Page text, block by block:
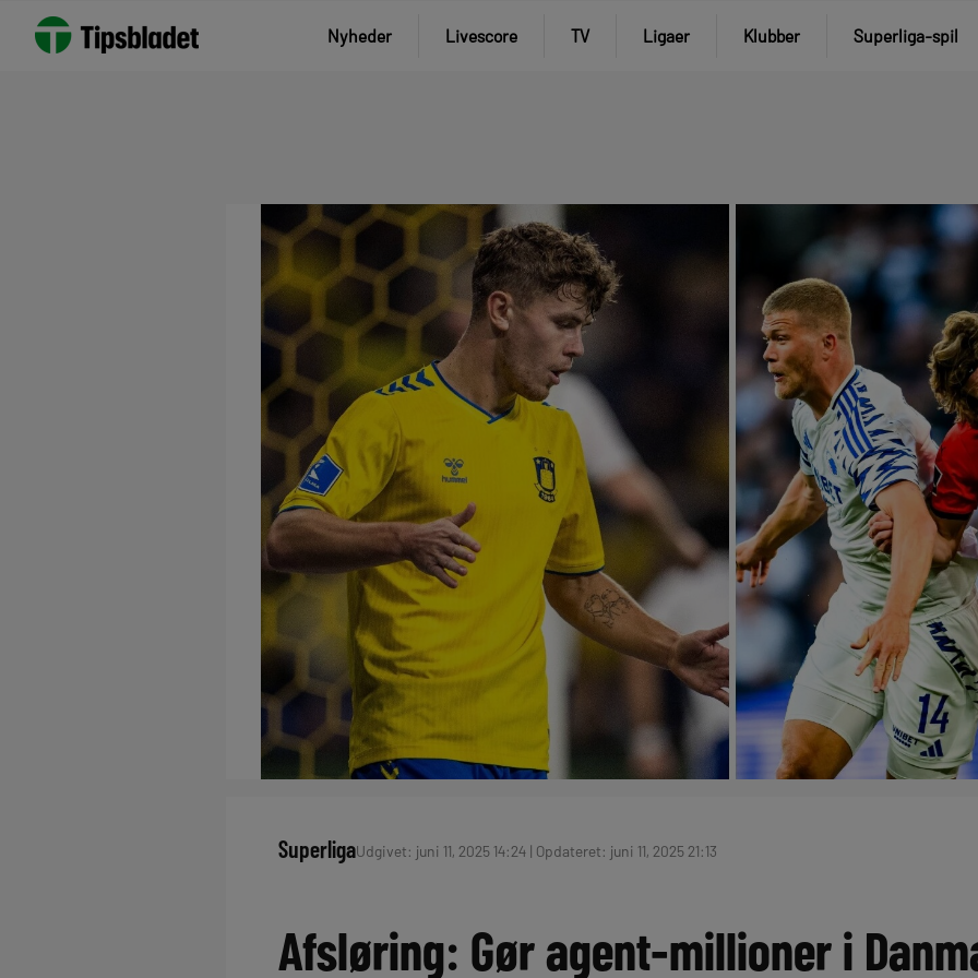
Nyheder Livescore TV Ligaer Klubber Superliga-spil
SuperligaUdgivet: juni 11, 2025 14:24 | Opdateret: juni 11, 2025 21:13
Afsløring: Gør agent-millioner i